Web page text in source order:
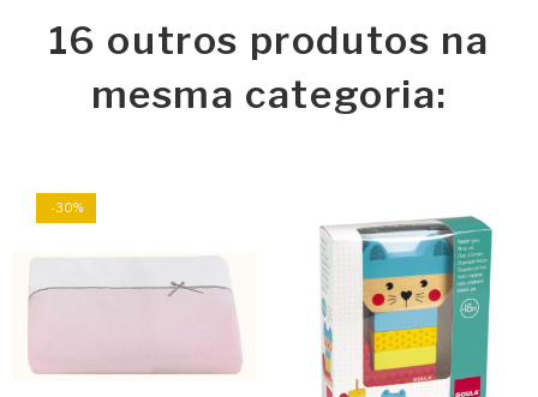
16 outros produtos na
mesma categoria:
-30%